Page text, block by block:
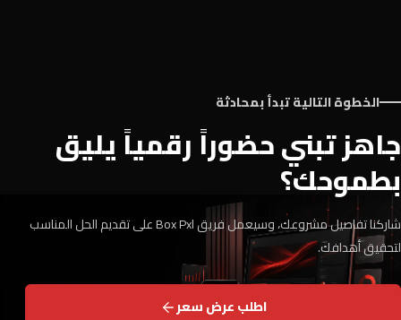
الخطوة التالية تبدأ بمحادثة
جاهز تبني حضوراً رقمياً يليق
بطموحك؟
شاركنا تفاصيل مشروعك، وسيعمل فريق Box Pxl على تقديم الحل المناسب
لتحقيق أهدافك.
اطلب عرض سعر